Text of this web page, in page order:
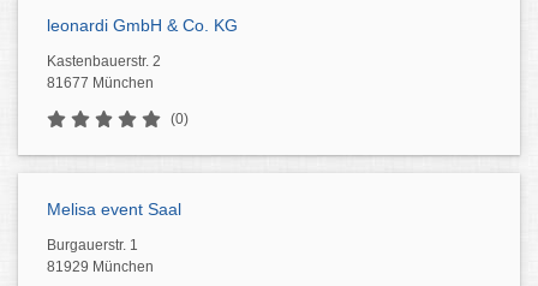
leonardi GmbH & Co. KG
Kastenbauerstr. 2
81677 München
(0)
Melisa event Saal
Burgauerstr. 1
81929 München